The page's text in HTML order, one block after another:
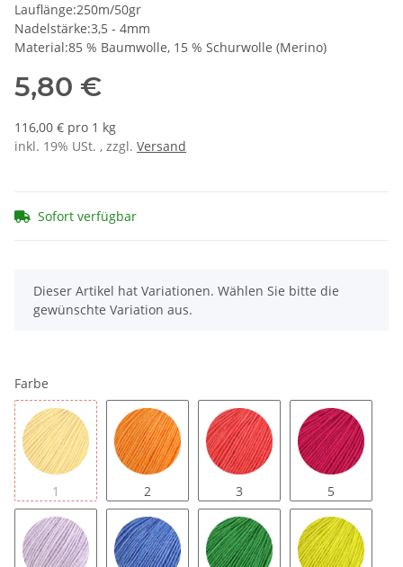
Lauflänge:250m/50gr
Nadelstärke:3,5 - 4mm
Material:85 % Baumwolle, 15 % Schurwolle (Merino)
5,80 €
116,00 € pro 1 kg
inkl. 19% USt. , zzgl. Versand
Sofort verfügbar
x
Dieser Artikel hat Variationen. Wählen Sie bitte die
gewünschte Variation aus.
Farbe
1 2 3 5